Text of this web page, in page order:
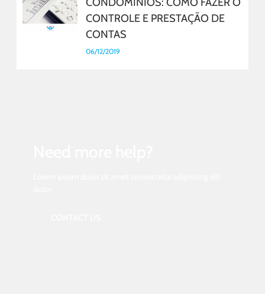
CONTROLE E PRESTAÇÃO DE
CONTAS
06/12/2019